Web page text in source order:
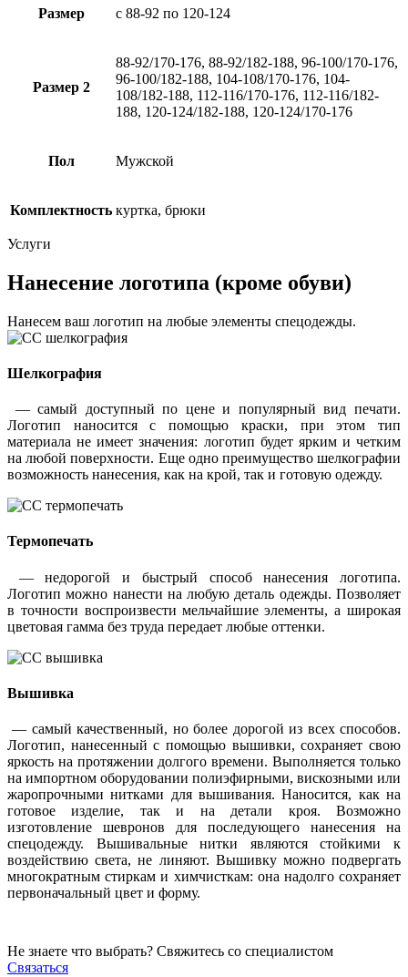
Размер с 88-92 по 120-124
Размер 2
88-92/170-176, 88-92/182-188, 96-100/170-176,
96-100/182-188, 104-108/170-176, 104-
108/182-188, 112-116/170-176, 112-116/182-
188, 120-124/182-188, 120-124/170-176
Пол Мужской
Комплектность куртка, брюки
Услуги
Нанесение логотипа (кроме обуви)
Нанесем ваш логотип на любые элементы спецодежды.
Шелкография
— самый доступный по цене и популярный вид печати.
Логотип наносится с помощью краски, при этом тип
материала не имеет значения: логотип будет ярким и четким
на любой поверхности. Еще одно преимущество шелкографии
возможность нанесения, как на крой, так и готовую одежду.
Термопечать
— недорогой и быстрый способ нанесения логотипа.
Логотип можно нанести на любую деталь одежды. Позволяет
в точности воспроизвести мельчайшие элементы, а широкая
цветовая гамма без труда передает любые оттенки.
Вышивка
— самый качественный, но более дорогой из всех способов.
Логотип, нанесенный с помощью вышивки, сохраняет свою
яркость на протяжении долгого времени. Выполняется только
на импортном оборудовании полиэфирными, вискозными или
жаропрочными нитками для вышивания. Наносится, как на
готовое изделие, так и на детали кроя. Возможно
изготовление шевронов для последующего нанесения на
спецодежду. Вышивальные нитки являются стойкими к
воздействию света, не линяют. Вышивку можно подвергать
многократным стиркам и химчисткам: она надолго сохраняет
первоначальный цвет и форму.
Не знаете что выбрать? Свяжитесь со специалистом
Связаться